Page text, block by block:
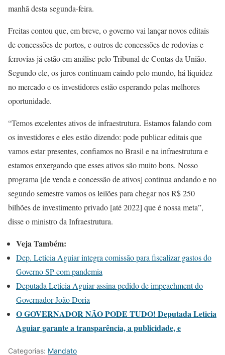
manhã desta segunda-feira.
Freitas contou que, em breve, o governo vai lançar novos editais
de concessões de portos, e outros de concessões de rodovias e
ferrovias já estão em análise pelo Tribunal de Contas da União.
Segundo ele, os juros continuam caindo pelo mundo, há liquidez
no mercado e os investidores estão esperando pelas melhores
oportunidade.
“Temos excelentes ativos de infraestrutura. Estamos falando com
os investidores e eles estão dizendo: pode publicar editais que
vamos estar presentes, confiamos no Brasil e na infraestrutura e
estamos enxergando que esses ativos são muito bons. Nosso
programa [de venda e concessão de ativos] continua andando e no
segundo semestre vamos os leilões para chegar nos R$ 250
bilhões de investimento privado [até 2022] que é nossa meta”,
disse o ministro da Infraestrutura.
Veja Também:
Dep. Leticia Aguiar integra comissão para fiscalizar gastos do
Governo SP com pandemia
Deputada Leticia Aguiar assina pedido de impeachment do
Governador João Doria
O GOVERNADOR NÃO PODE TUDO! Deputada Leticia
Aguiar garante a transparência, a publicidade, e
Categorias: Mandato